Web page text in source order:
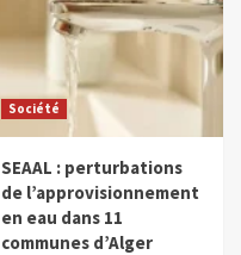
Société
SEAAL : perturbations
de l’approvisionnement
en eau dans 11
communes d’Alger